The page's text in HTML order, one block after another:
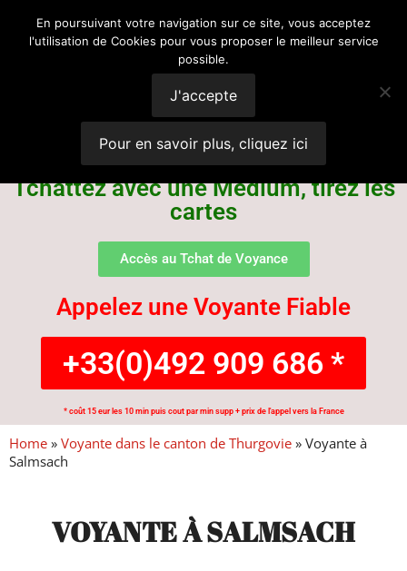
Voyance
Suisse
Tchattez avec une Médium, tirez les
cartes
Accès au Tchat de Voyance
Appelez une Voyante Fiable
+33(0)492 909 686 *
* coût 15 eur les 10 min puis cout par min supp + prix de l'appel vers la France
Home » Voyante dans le canton de Thurgovie » Voyante à
Salmsach
VOYANTE À SALMSACH
En poursuivant votre navigation sur ce site, vous acceptez
l'utilisation de Cookies pour vous proposer le meilleur service
possible.
J'accepte
Pour en savoir plus, cliquez ici